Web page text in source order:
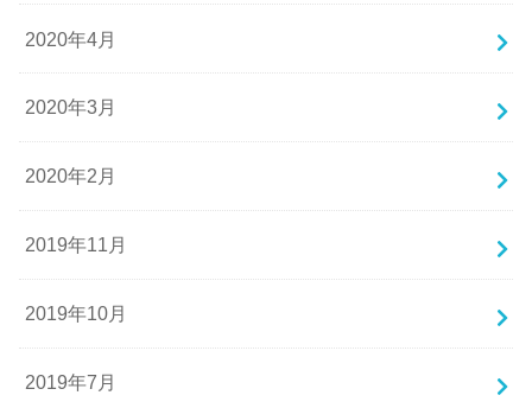
2020年4月
2020年3月
2020年2月
2019年11月
2019年10月
2019年7月